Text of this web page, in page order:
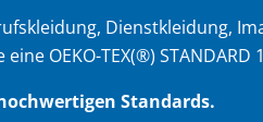
Dienstkleidung,
OEKO-TEX(®) STANDARD
Standards.